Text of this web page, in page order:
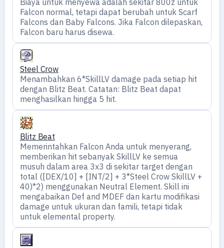
Falcon normal, tetapi dapat berubah untuk Scarf
Falcons dan Baby Falcons. Jika Falcon dilepaskan,
Falcon baru harus disewa.
Steel Crow
Menambahkan 6*SkillLV damage pada setiap hit
dengan Blitz Beat. Catatan: Blitz Beat dapat
menghasilkan hingga 5 hit.
Blitz Beat
Memerintahkan Falcon Anda untuk menyerang,
memberikan hit sebanyak SkillLV ke semua
musuh dalam area 3x3 di sekitar target dengan
total ([DEX/10] + [INT/2] + 3*Steel Crow SkillLV +
40)*2) menggunakan Neutral Element. Skill ini
mengabaikan Def and MDEF dan kartu modifikasi
damage untuk ukuran dan famili, tetapi tidak
untuk elemental property.